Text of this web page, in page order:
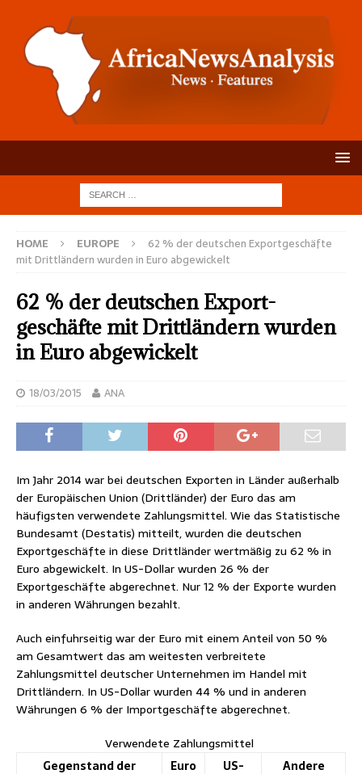
HOME EUROPE
62 % der deut­schen Export­geschäfte
mit Dritt­ländern wurden in Euro abge­wickelt
62 % der deut­schen Export­
geschäfte mit Dritt­ländern wurden
in Euro abge­wickelt
18/03/2015 ANA
Im Jahr 2014 war bei deutschen Exporten in Länder außerhalb
der Europäischen Union (Drittländer) der Euro das am
häufigsten verwendete Zahlungsmittel. Wie das Statistische
Bundesamt (Destatis) mitteilt, wurden die deutschen
Exportgeschäfte in diese Drittländer wertmäßig zu 62 % in
Euro abgewickelt. In US-Dollar wurden 26 % der
Exportgeschäfte abgerechnet. Nur 12 % der Exporte wurden
in anderen Währungen bezahlt.
Auch einfuhrseitig war der Euro mit einem Anteil von 50 %
am Gesamtwert das am weitesten verbreitete
Zahlungsmittel deutscher Unternehmen im Handel mit
Drittländern. In US-Dollar wurden 44 % und in anderen
Währungen 6 % der Importgeschäfte abgerechnet.
Verwendete Zahlungsmittel
Gegenstand der
Euro
US-
Andere